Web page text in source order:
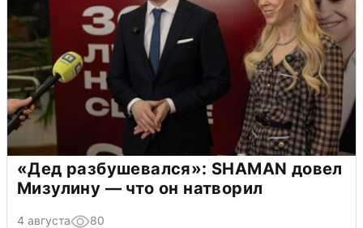
«Дед разбушевался»: SHAMAN довел
Мизулину — что он натворил
4 августа 80